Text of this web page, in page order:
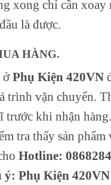
xong chỉ cần xoay
là được.
HÀNG.
ởPhụ Kiện 420VN
trình vận chuyển.
trước khi nhận
tra thấy sản phẩm
Hotline:
ý: Phụ Kiện